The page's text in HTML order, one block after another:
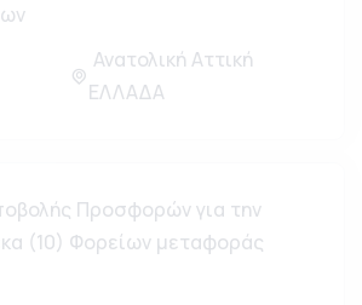
Ανατολική Αττική
ΕΛΛΑΔΑ
Προσφορών για την
(10) Φορείων μεταφοράς